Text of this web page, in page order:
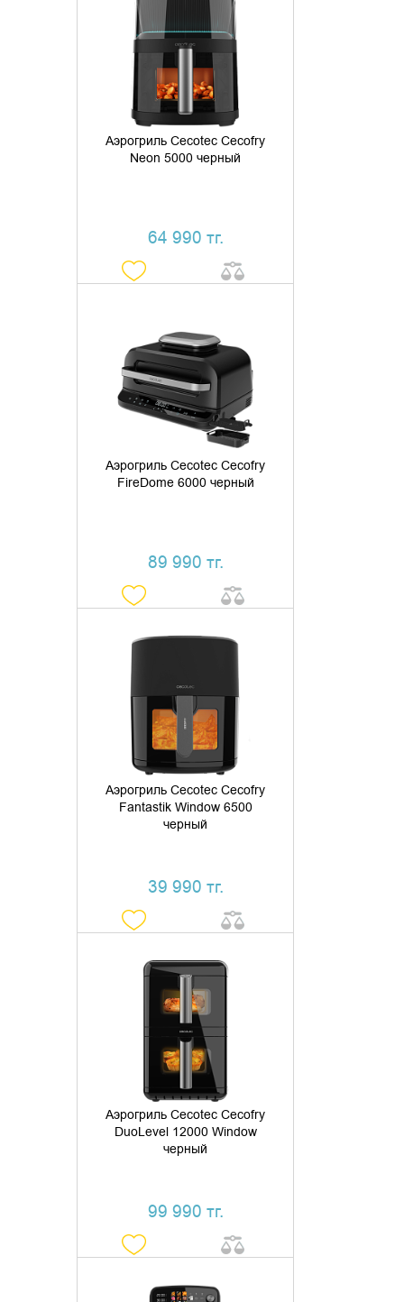
Аэрогриль Cecotec Cecofry
Neon 5000 черный
64 990 тг.
ДОБАВИТЬ В КОРЗИНУ
КУПИТЬ В 1 КЛИК
Аэрогриль Cecotec Cecofry
FireDome 6000 черный
89 990 тг.
ДОБАВИТЬ В КОРЗИНУ
КУПИТЬ В 1 КЛИК
Аэрогриль Cecotec Cecofry
Fantastik Window 6500
черный
39 990 тг.
ДОБАВИТЬ В КОРЗИНУ
КУПИТЬ В 1 КЛИК
Аэрогриль Cecotec Cecofry
DuoLevel 12000 Window
черный
99 990 тг.
ДОБАВИТЬ В КОРЗИНУ
КУПИТЬ В 1 КЛИК